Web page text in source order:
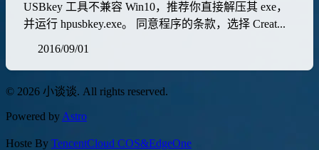
USBkey 工具不兼容 Win10，推荐你直接解压其 exe，
并运行 hpusbkey.exe。 同意程序的条款，选择 Creat...
2016/09/01
© 2026 小谈谈. All rights reserved.
Powered byAstro
Hoste By TencentCloud COS&EdgeOne